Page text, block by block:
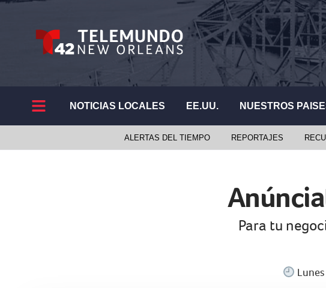
NOTICIAS LOCALES EE.UU. NUESTROS
ALERTAS DEL TIEMPO REPORTAJES
Para tu